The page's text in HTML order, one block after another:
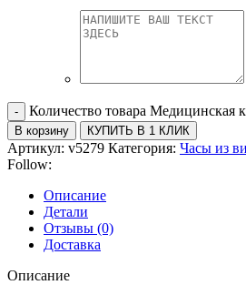
Количество товара Медицинская
В корзину КУПИТЬ В 1 КЛИК
Артикул: v5279 Категория: Часы из
Follow:
Описание
Детали
Отзывы (0)
Доставка
Описание